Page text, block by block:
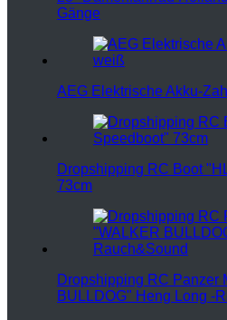
Gänge
AEG Elektrische Akku-
Dropshipping RC Boot
73cm
Dropshipping RC Panzer
BULLDOG" Heng Long -